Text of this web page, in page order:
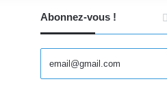
Abonnez-vous !